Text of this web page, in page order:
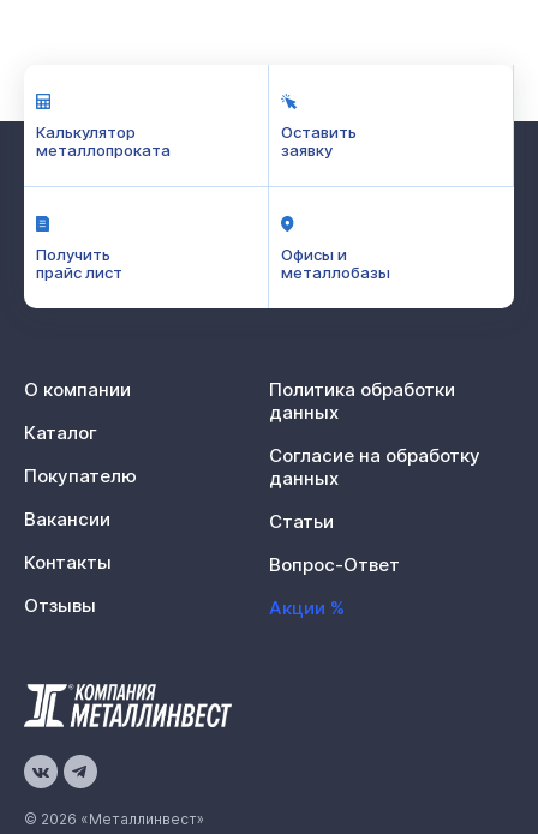
Калькулятор
металлопроката
Оставить
заявку
Получить
прайс лист
Офисы и
металлобазы
© 2026 «Металлинвест»
О компании
Каталог
Покупателю
Вакансии
Контакты
Отзывы
Политика обработки
данных
Согласие на обработку
данных
Статьи
Вопрос-Ответ
Акции %